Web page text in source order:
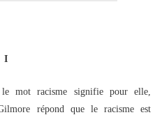
I
mot racisme signifie pour elle,
répond que le racisme est